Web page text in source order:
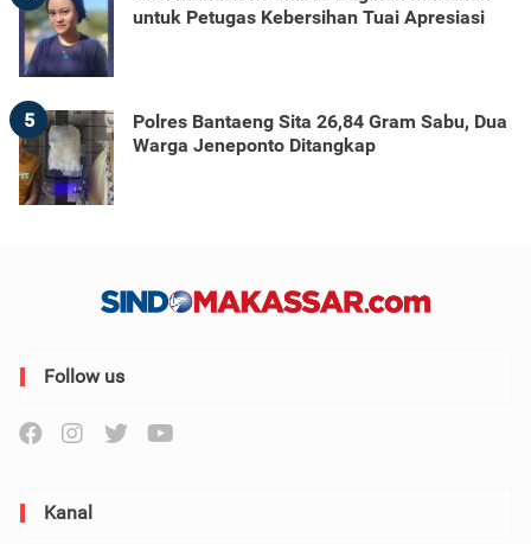
untuk Petugas Kebersihan Tuai Apresiasi
5
Polres Bantaeng Sita 26,84 Gram Sabu, Dua
Warga Jeneponto Ditangkap
Follow us
Kanal